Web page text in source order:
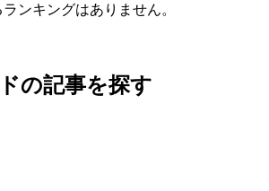
ンキングはありません。
の記事を探す